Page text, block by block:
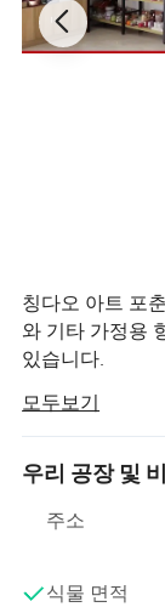
신속𝕜 대응
리드 타임
왜 우리를
1.OEM 및 ODM
2.국제 소매업체
엄격𝕜 QC 제어
칭다오 아트 포
와 기타 가정용
있습니다.
15년 이상 축적
트 포춘은 왁스
무염 LED 캔들
니다. 저희 공장
있습니다.
그리고 우리 공
립니다. 이 때문
모두보기
우리 공장 및
주소
식물 면적